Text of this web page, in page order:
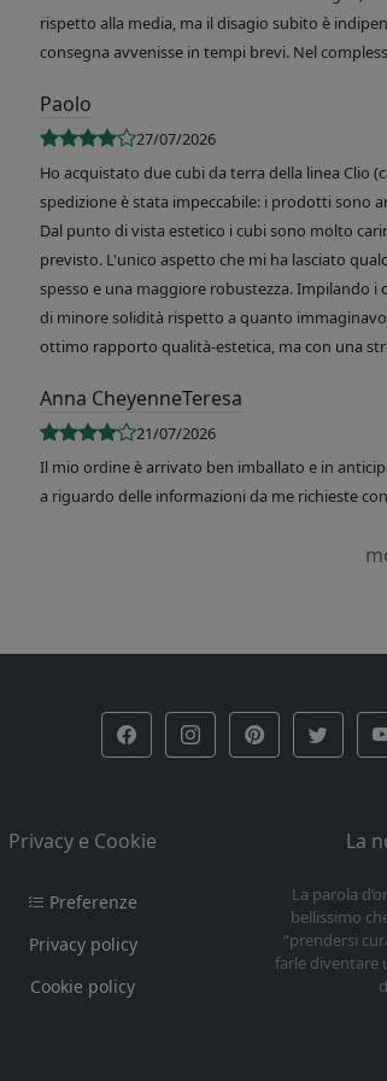
rispetto alla media, ma il disagio subito è
consegna avvenisse in tempi brevi. Nel
Paolo
27/07/2026
Ho acquistato due cubi da terra della linea Clio
spedizione è stata impeccabile: i prodotti sono
Dal punto di vista estetico i cubi sono molto
previsto. L'unico aspetto che mi ha lasciato
spesso e una maggiore robustezza. Impilando i
di minore solidità rispetto a quanto
ottimo rapporto qualità-estetica, ma con una
Anna CheyenneTeresa
21/07/2026
Il mio ordine è arrivato ben imballato e in
a riguardo delle informazioni da me richieste
Privacy e Cookie
Preferenze
Privacy policy
Cookie policy
La
La parola
bellissimo
“prendersi
farle diventare